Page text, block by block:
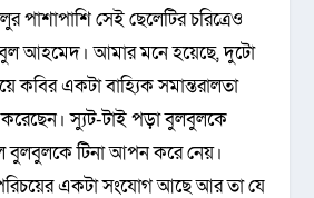
পাশাপাশি সেই ছেলেটির চরিত্রেও
আহমেদ। আমার মনে হয়েছে, দুটো
কবির একটা বাহ্যিক সমান্তরালতা
করেছেন। স্যুট-টাই পড়া বুলবুলকে
বুলবুলকে টিনা আপন করে নেয়।
একটা সংযোগ আছে আর তা যে